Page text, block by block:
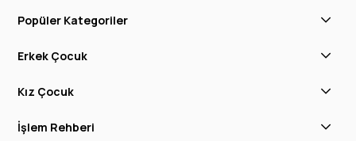
Popüler Kategoriler
Erkek Çocuk
Kız Çocuk
İşlem Rehberi